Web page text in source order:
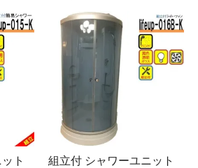
ト
組立付 シャワーユニット